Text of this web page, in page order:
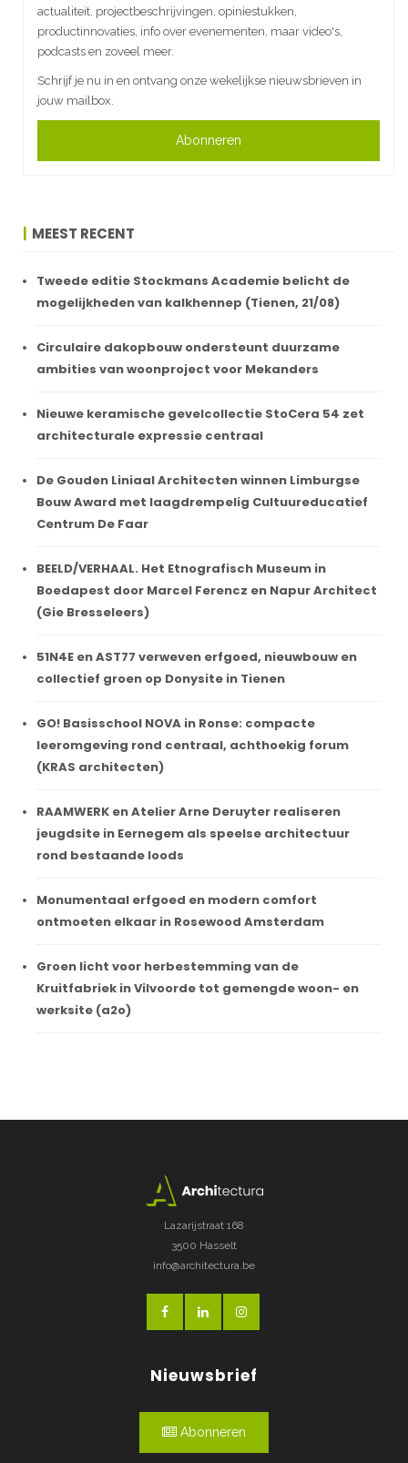
actualiteit, projectbeschrijvingen, opiniestukken,
productinnovaties, info over evenementen, maar video's,
podcasts en zoveel meer.
Schrijf je nu in en ontvang onze wekelijkse nieuwsbrieven in
jouw mailbox.
Abonneren
MEEST RECENT
Tweede editie Stockmans Academie belicht de
mogelijkheden van kalkhennep (Tienen, 21/08)
Circulaire dakopbouw ondersteunt duurzame
ambities van woonproject voor Mekanders
Nieuwe keramische gevelcollectie StoCera 54 zet
architecturale expressie centraal
De Gouden Liniaal Architecten winnen Limburgse
Bouw Award met laagdrempelig Cultuureducatief
Centrum De Faar
BEELD/VERHAAL. Het Etnografisch Museum in
Boedapest door Marcel Ferencz en Napur Architect
(Gie Bresseleers)
51N4E en AST77 verweven erfgoed, nieuwbouw en
collectief groen op Donysite in Tienen
GO! Basisschool NOVA in Ronse: compacte
leeromgeving rond centraal, achthoekig forum
(KRAS architecten)
RAAMWERK en Atelier Arne Deruyter realiseren
jeugdsite in Eernegem als speelse architectuur
rond bestaande loods
Monumentaal erfgoed en modern comfort
ontmoeten elkaar in Rosewood Amsterdam
Groen licht voor herbestemming van de
Kruitfabriek in Vilvoorde tot gemengde woon- en
werksite (a2o)
Lazarijstraat 168
3500 Hasselt
info@architectura.be
Nieuwsbrief
Abonneren